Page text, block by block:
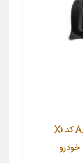
کفپوش پنج بعدی خودرو زرین فرش مدل A.M کد X1